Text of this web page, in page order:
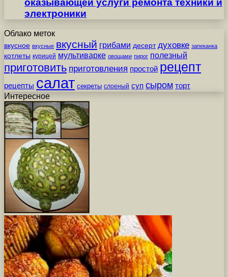
оказывающей услуги ремонта техники и
электроники
Облако меток
вкусное вкусные вкусный грибами десерт духовке запеканка
котлеты курицей мультиварке овощами пирог полезный
приготовить приготовления простой рецепт
рецепты салат секреты слоеный суп сыром торт
Интересное